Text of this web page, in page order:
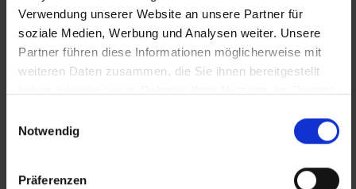
Verwendung unserer Website an unsere Partner für
soziale Medien, Werbung und Analysen weiter. Unsere
Partner führen diese Informationen möglicherweise mit
weiteren Daten zusammen, die Sie ihnen bereitgestellt
Notwendig
Präferenzen